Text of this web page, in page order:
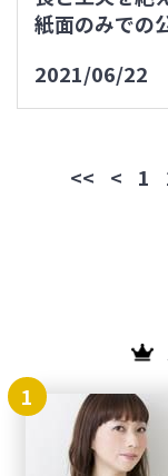
紙面のみでの
2021/06/22
<< < 1
1